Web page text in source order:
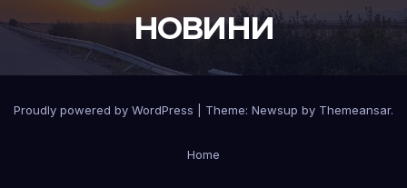
НОВИНИ
Proudly powered by WordPress Theme: Newsup by Themeansar.
Home